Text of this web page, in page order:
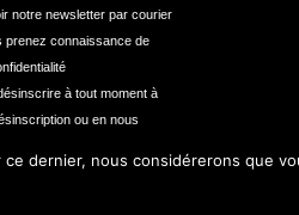
notre newsletter par courier
prenez connaissance de
à tout moment à
ou en nous
dernier, nous considérerons que